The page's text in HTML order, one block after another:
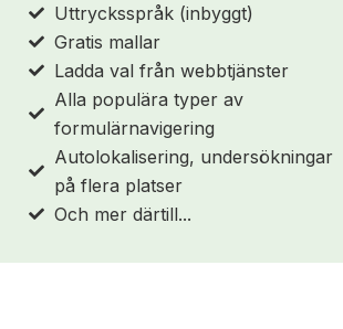
Uttrycksspråk (inbyggt)
Gratis mallar
Ladda val från webbtjänster
Alla populära typer av
formulärnavigering
Autolokalisering, undersökningar
på flera platser
Och mer därtill...